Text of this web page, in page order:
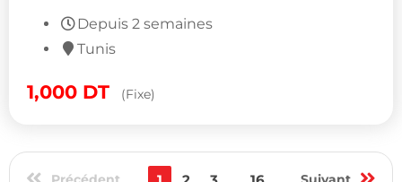
Depuis 2 semaines
Tunis
1,000 DT (Fixe)